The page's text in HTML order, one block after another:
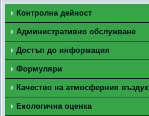
Контролна дейност
Административно обслужване
Достъп до информация
Формуляри
Качество на атмосферния въздух
Екологична оценка